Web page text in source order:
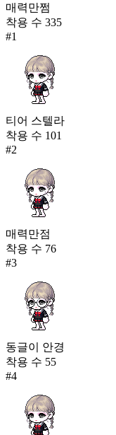
매력만쩜
착용 수 335
#1
티어 스텔라
착용 수 101
#2
매력만점
착용 수 76
#3
동글이 안경
착용 수 55
#4